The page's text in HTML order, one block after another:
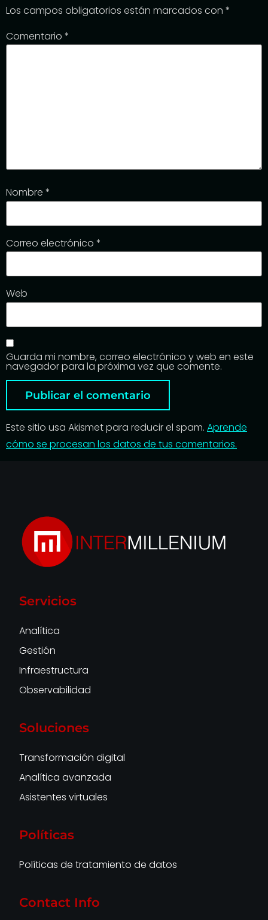
Los campos obligatorios están marcados con *
Comentario *
Nombre *
Correo electrónico *
Web
Guarda mi nombre, correo electrónico y web en este
navegador para la próxima vez que comente.
Este sitio usa Akismet para reducir el spam. Aprende
cómo se procesan los datos de tus comentarios.
Servicios
Analítica
Gestión
Infraestructura
Observabilidad
Soluciones
Transformación digital
Analítica avanzada
Asistentes virtuales
Políticas
Políticas de tratamiento de datos
Contact Info